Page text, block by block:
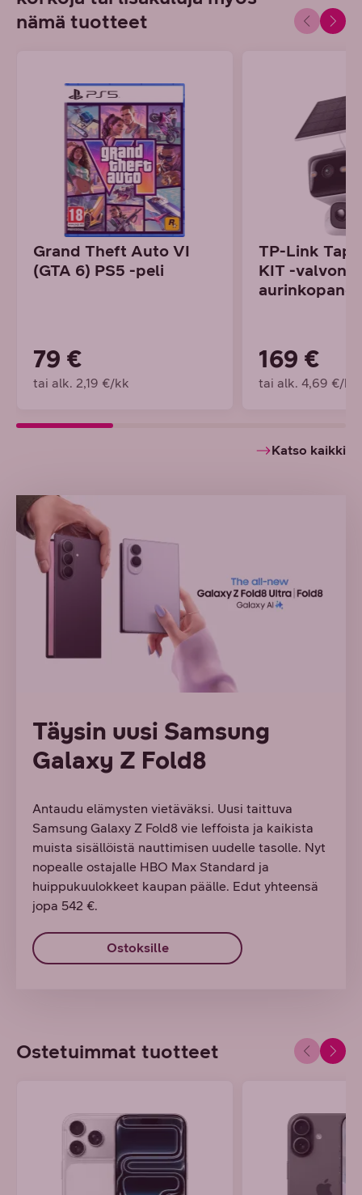
nämä tuotteet
Grand Theft Auto VI
(GTA 6) PS5 -peli
79 €
tai alk. 2,19 €/kk
TP-Link
KIT -
169 €
tai alk. 4,69 €/kk
Katso kaikki
Täysin uusi Samsung
Galaxy Z Fold8
Antaudu elämysten vietäväksi. Uusi taittuva
Samsung Galaxy Z Fold8 vie leffoista ja kaikista
muista sisällöistä nauttimisen uudelle tasolle. Nyt
nopealle ostajalle HBO Max Standard ja
huippukuulokkeet kaupan päälle. Edut yhteensä
jopa 542 €.
Ostoksille
Ostetuimmat tuotteet